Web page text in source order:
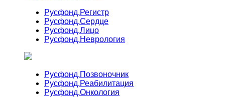
Русфонд.Регистр
Русфонд.Сердце
Русфонд.Лицо
Русфонд.Неврология
Русфонд.Позвоночник
Русфонд.Реабилитация
Русфонд.Онкология